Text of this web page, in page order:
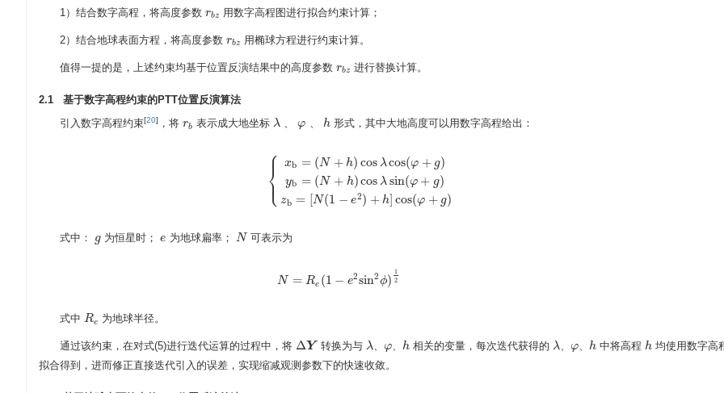
1）结合数字高程，将高度参数 rbz
rbz 用数字高程图进行拟合约束计算；
2）结合地球表面方程，将高度参数 rbz
rbz 用椭球方程进行约束计算。
值得一提的是，上述约束均基于位置反演结果中的高度参数 rbz
rbz 进行替换计算。
2.1 基于数字高程约束的PTT位置反演算法
引入数字高程约束[20] ，将 rb
rb 表示成大地坐标λ
λ 、φ
φ 、 h
h 形式，其中大地高度可以用数字高程给出：
⎧
⎩
⎨⎪
⎪
xb = ( N + h) cos λcos(φ + g)
yb = (N + h)cos λ sin(φ + g)
zb = N (1 − e2) + h cos(φ + g)
{x =(N +h) cos λcos(φ+g) y b=(N+h)cosλ
式中： g
g 为恒星时；e
e 为地球扁率； N
N 可表示为
N = Re (1 − e2sin2ϕ)
1
2
N=Re (1− e2 sin2ϕ)12
式中 Re
Re 为地球半径。
通过该约束，在对式(5)进行迭代运算的过程中，将 ΔY
ΔY 转换为与λ、φ、h
λ、 φ、 h 相关的变量，每次迭代获得的λ、φ、h
λ、 φ、 h 中将高程h
h 均使用数字高
拟合得到，进而修正直接迭代引入的误差，实现缩减观测参数下的快速收敛。